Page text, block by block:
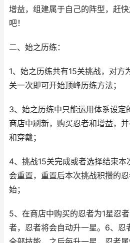
增益，组建属于自己的阵型，赶
吧！
二、始之历练：
1、始之历练共有15关挑战，对方
关一次即可开始顶峰历练方法；
3、始之历练中只能运用体系设定
商店中刷新，购买忍者和增益，
和穿戴；
4、挑战15关完成或者选择结束
会重置，重置后本次挑战积攒的
始；
5、在商店中购买的忍者为1星忍
者，忍者将会自动升一星。6、忍